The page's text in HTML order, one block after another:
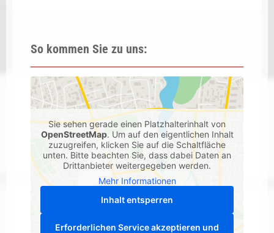
So kommen Sie zu uns:
Sie sehen gerade einen Platzhalterinhalt von
OpenStreetMap. Um auf den eigentlichen Inhalt
zuzugreifen, klicken Sie auf die Schaltfläche
unten. Bitte beachten Sie, dass dabei Daten an
Drittanbieter weitergegeben werden.
Mehr Informationen
Inhalt entsperren
Erforderlichen Service akzeptieren und